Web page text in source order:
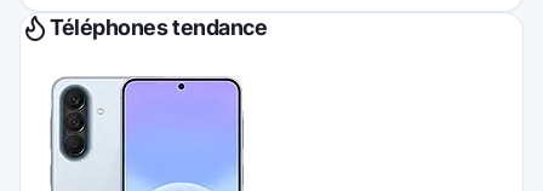
Téléphones tendance